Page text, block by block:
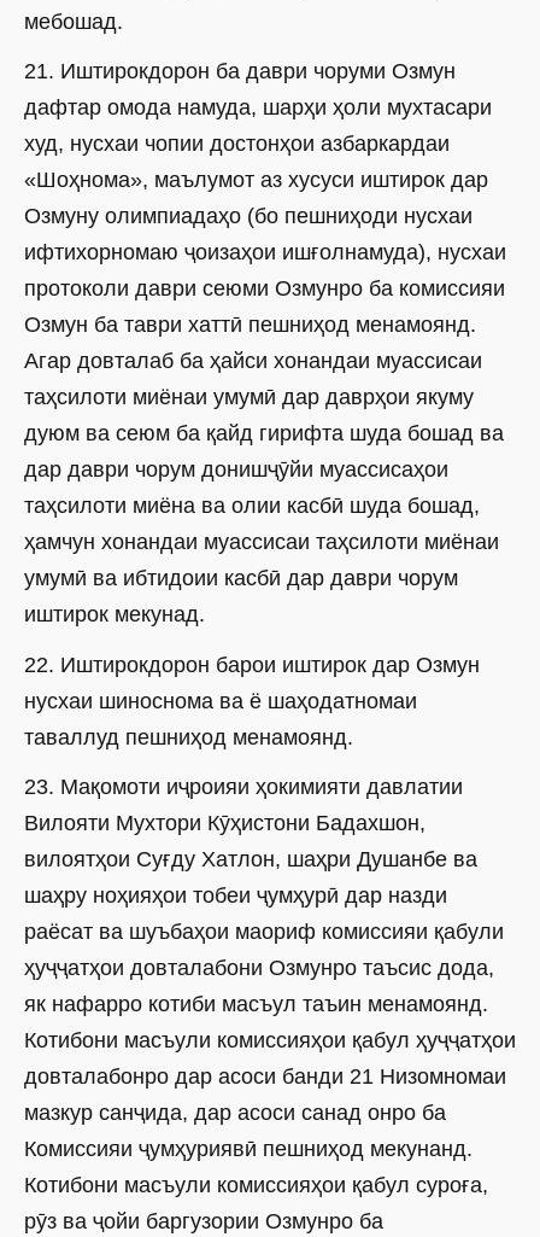
мебошад.
21. Иштирокдорон ба даври чоруми Озмун
дафтар омода намуда, шарҳи ҳоли мухтасари
худ, нусхаи чопии достонҳои азбаркардаи
«Шоҳнома», маълумот аз хусуси иштирок дар
Озмуну олимпиадаҳо (бо пешниҳоди нусхаи
ифтихорномаю ҷоизаҳои ишғолнамуда), нусхаи
протоколи даври сеюми Озмунро ба комиссияи
Озмун ба таври хаттӣ пешниҳод менамоянд.
Агар довталаб ба ҳайси хонандаи муассисаи
таҳсилоти миёнаи умумӣ дар даврҳои якуму
дуюм ва сеюм ба қайд гирифта шуда бошад ва
дар даври чорум донишҷӯйи муассисаҳои
таҳсилоти миёна ва олии касбӣ шуда бошад,
ҳамчун хонандаи муассисаи таҳсилоти миёнаи
умумӣ ва ибтидоии касбӣ дар даври чорум
иштирок мекунад.
22. Иштирокдорон барои иштирок дар Озмун
нусхаи шиноснома ва ё шаҳодатномаи
таваллуд пешниҳод менамоянд.
23. Мақомоти иҷроияи ҳокимияти давлатии
Вилояти Мухтори Кӯҳистони Бадахшон,
вилоятҳои Суғду Хатлон, шаҳри Душанбе ва
шаҳру ноҳияҳои тобеи ҷумҳурӣ дар назди
раёсат ва шуъбаҳои маориф комиссияи қабули
ҳуҷҷатҳои довталабони Озмунро таъсис дода,
як нафарро котиби масъул таъин менамоянд.
Котибони масъули комиссияҳои қабул ҳуҷҷатҳои
довталабонро дар асоси банди 21 Низомномаи
мазкур санҷида, дар асоси санад онро ба
Комиссияи ҷумҳуриявӣ пешниҳод мекунанд.
Котибони масъули комиссияҳои қабул суроға,
рӯз ва ҷойи баргузории Озмунро ба